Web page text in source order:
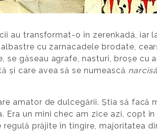
au transformat-o în zerenkadá, iar
cu zarnacadele brodate,
se găseau agrafe, nasturi, broșe cu
și care avea să se numească narcisă
amator de dulcegării. Știa să facă
un mini chec am zice azi, copt
prăjite în tingire, majoritatea